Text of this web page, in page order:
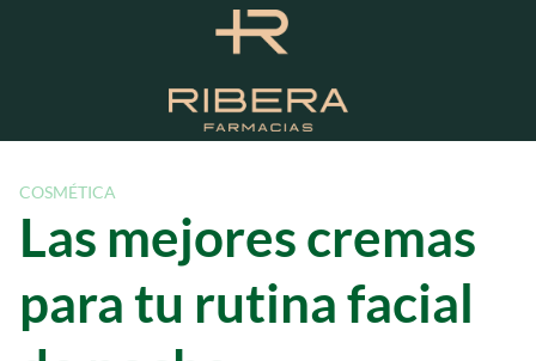
COSMÉTICA
Las mejores cremas
para tu rutina facial